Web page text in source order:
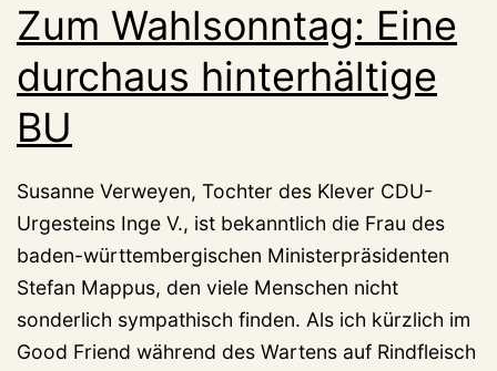
Zum Wahlsonntag: Eine
durchaus hinterhältige
BU
Susanne Verweyen, Tochter des Klever CDU-
Urgesteins Inge V., ist bekanntlich die Frau des
baden-württembergischen Ministerpräsidenten
Stefan Mappus, den viele Menschen nicht
sonderlich sympathisch finden. Als ich kürzlich im
Good Friend während des Wartens auf Rindfleisch